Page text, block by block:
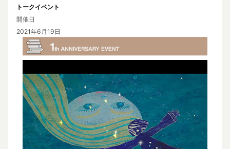
トークイベント
開催日
2021年6月19日